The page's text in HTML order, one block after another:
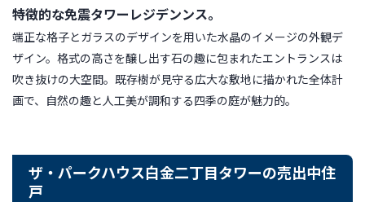
特徴的な免震タワーレジデンンス。
端正な格子とガラスのデザインを用いた水晶のイメージの外観デ
ザイン。格式の高さを醸し出す石の趣に包まれたエントランスは
吹き抜けの大空間。既存樹が見守る広大な敷地に描かれた全体計
画で、自然の趣と人工美が調和する四季の庭が魅力的。
ザ・パークハウス白金二丁目タワーの売出中住
戸